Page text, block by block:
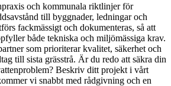
och kommunala riktlinjer för
till byggnader, ledningar och
fackmässigt och dokumenteras, så att
både tekniska och miljömässiga krav.
som prioriterar kvalitet, säkerhet och
till sista grässtrå. Är du redo att säkra din
Beskriv ditt projekt i vårt
vi snabbt med rådgivning och en